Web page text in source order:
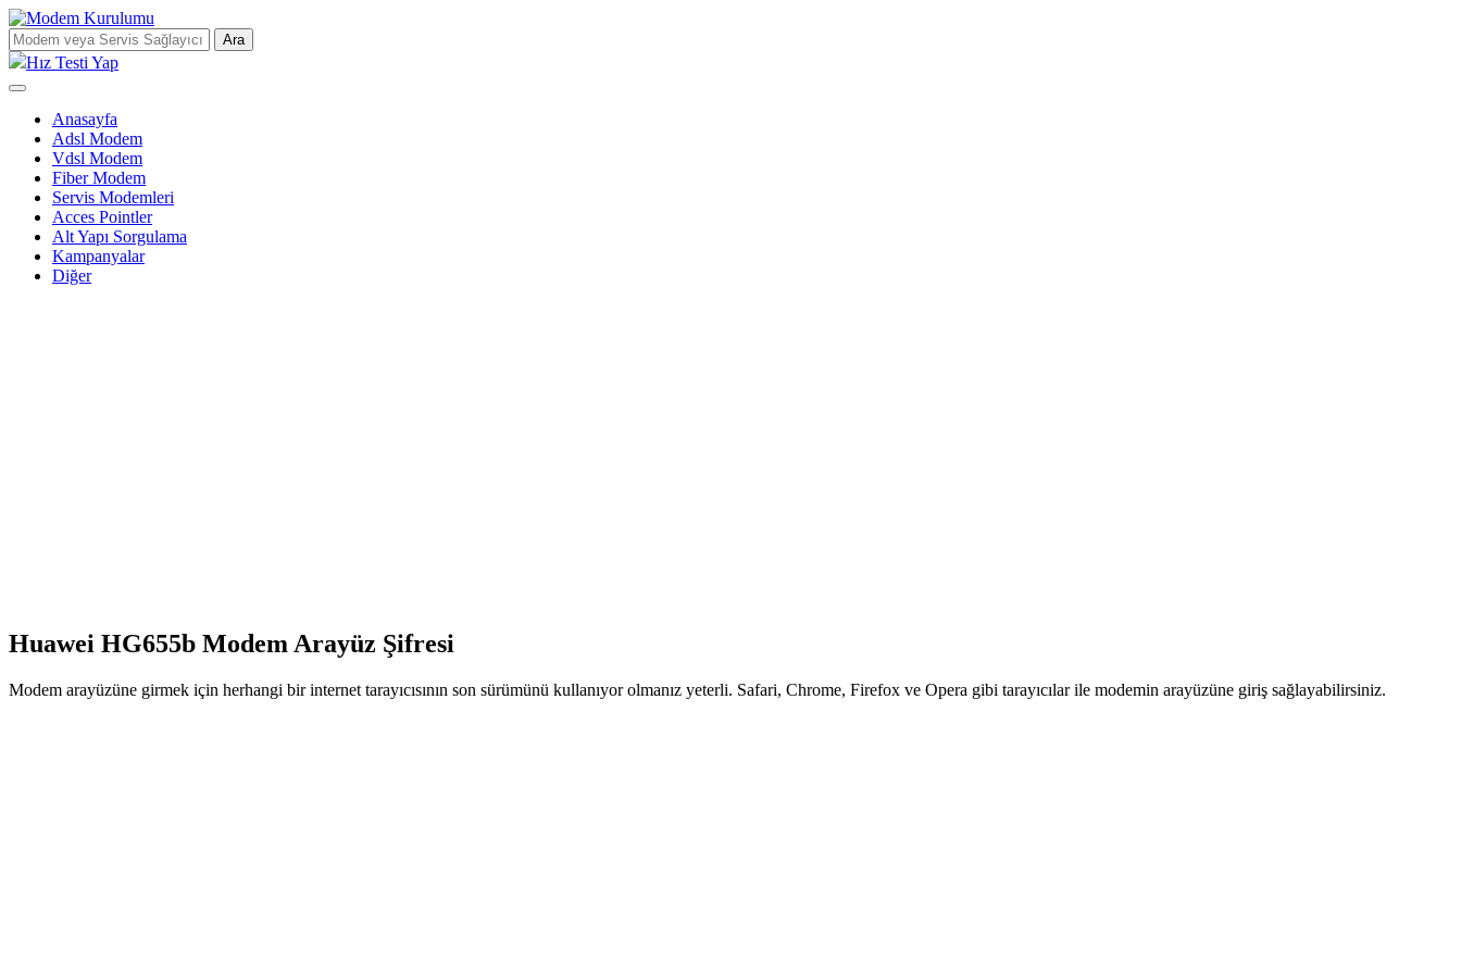
Ara
Hız Testi Yap
Anasayfa
Adsl Modem
Vdsl Modem
Fiber Modem
Servis Modemleri
Acces Pointler
Alt Yapı Sorgulama
Kampanyalar
Diğer
Huawei HG655b Modem Arayüz Şifresi
Modem arayüzüne girmek için herhangi bir internet tarayıcısının son sürümünü kullanıyor olmanız yeterli. Safari, Chrome, Firefox ve Opera gibi tarayıcılar ile modemin arayüzüne giriş sağlayabilirsiniz.